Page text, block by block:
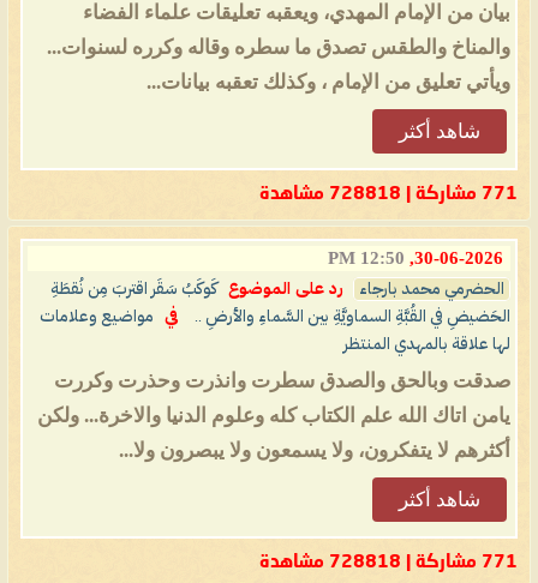
بيان من الإمام المهدي، ويعقبه تعليقات علماء الفضاء
والمناخ والطقس تصدق ما سطره وقاله وكرره لسنوات...
ويأتي تعليق من الإمام ، وكذلك تعقبه بيانات...
شاهد أكثر
771 مشاركة | 728818 مشاهدة
30-06-2026,
12:50 PM
الحضرمي محمد بارجاء رد على الموضوع
كَوكَبُ سَقَر اقتربَ مِن نُقطَةِ
الحَضيضِ في القُبَّةِ السماويَّةِ بين السَّماءِ والأرضِ ..
في
مواضيع وعلامات
لها علاقة بالمهدي المنتظر
صدقت وبالحق والصدق سطرت وانذرت وحذرت وكررت
يامن اتاك الله علم الكتاب كله وعلوم الدنيا والاخرة... ولكن
أكثرهم لا يتفكرون، ولا يسمعون ولا يبصرون ولا...
شاهد أكثر
771 مشاركة | 728818 مشاهدة